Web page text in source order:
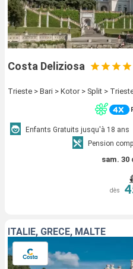
Costa Deliziosa
Trieste > Bari > Kotor > Split >
Enfants Gratuits jusqu'à 18 ans
Pension
sam. 30
dès
ITALIE, GRÈCE, MALTE